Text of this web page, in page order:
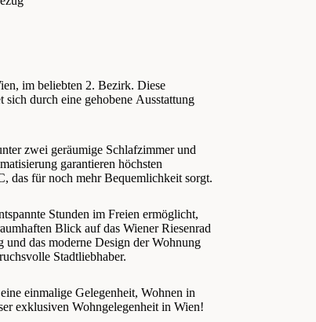
im beliebten 2. Bezirk. Diese
durch eine gehobene Ausstattung
zwei geräumige Schlafzimmer und
garantieren höchsten
das für noch mehr Bequemlichkeit sorgt.
Stunden im Freien ermöglicht,
Blick auf das Wiener Riesenrad
das moderne Design der Wohnung
Stadtliebhaber.
einmalige Gelegenheit, Wohnen in
exklusiven Wohngelegenheit in Wien!